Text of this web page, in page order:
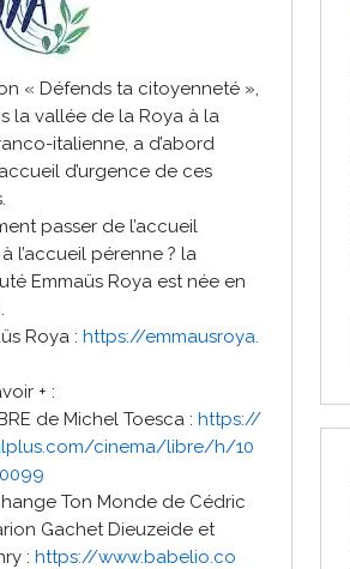
« Défends ta citoyenneté »,
la vallée de la Roya à la
italienne, a d’abord
d’urgence de ces
passer de l’accueil
l’accueil pérenne ? la
Emmaüs Roya est née en
Roya : https://emmausroya.
+ :
de Michel Toesca : https://
cinema/libre/h/10
Ton Monde de Cédric
Gachet Dieuzeide et
: https://www.babelio.co